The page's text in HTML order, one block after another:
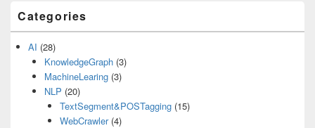
Categories
AI (28)
KnowledgeGraph(3)
MachineLearing(3)
NLP (20)
TextSegment&POSTagging (15)
WebCrawler(4)